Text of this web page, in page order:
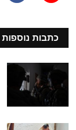
כתבות נוספות